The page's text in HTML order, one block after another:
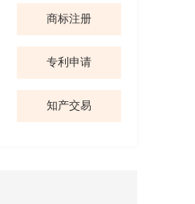
商标注册
专利申请
知产交易